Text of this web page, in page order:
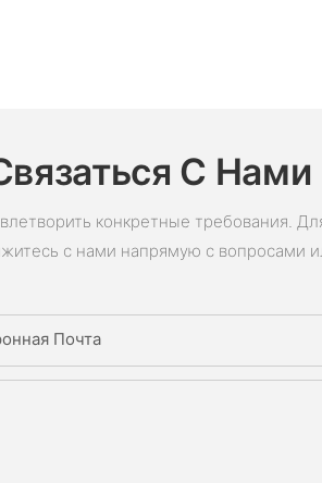
С Нами
конкретные требования.
с нами напрямую с вопросами
Почта